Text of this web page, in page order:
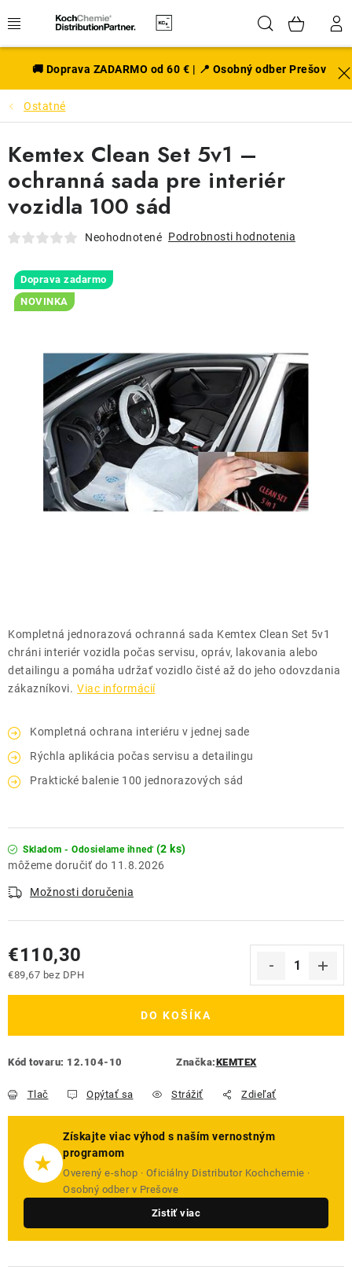
na
Hľadať
EXTERIÉR
DISKY A PNEU
INTERIÉR
PRÍSLUŠENSTVO
VÔNE DO AUTA
VÝHODNÉ SADY
NOVINKY V SORTIMENTE
THE FINISHER
DARČEKOVÉ POUKAZY
ČISTENIE A ÚDRŽBA LODÍ
ZNAČKY
🚚 Doprava ZADARMO od 60 € | 📍 Osobný odber Prešov
Ostatné
Kompletná jednorazová ochranná sada Kemtex Clean Set 5v1
chráni interiér vozidla počas servisu, opráv, lakovania alebo
detailingu a pomáha udržať vozidlo čisté až do jeho odovzdania
zákazníkovi. Viac informácií
Kompletná ochrana interiéru v jednej sade
Rýchla aplikácia počas servisu a detailingu
Praktické balenie 100 jednorazových sád
Skladom - Odosielame ihneď (2 ks)
11.8.2026
Možnosti doručenia
€110,30
€89,67 bez DPH
DO KOŠÍKA
Kód tovaru: 12.104-10 Značka:KEMTEX
Tlač Opýtať sa Strážiť Zdieľať
★
Získajte viac výhod s naším vernostným
programom
Overený e-shop · Oficiálny Distributor Kochchemie ·
Osobný odber v Prešove
Zistiť viac
Kemtex Clean Set 5v1 –
ochranná sada pre interiér
vozidla 100 sád
Neohodnotené Podrobnosti hodnotenia
Doprava zadarmo
NOVINKA